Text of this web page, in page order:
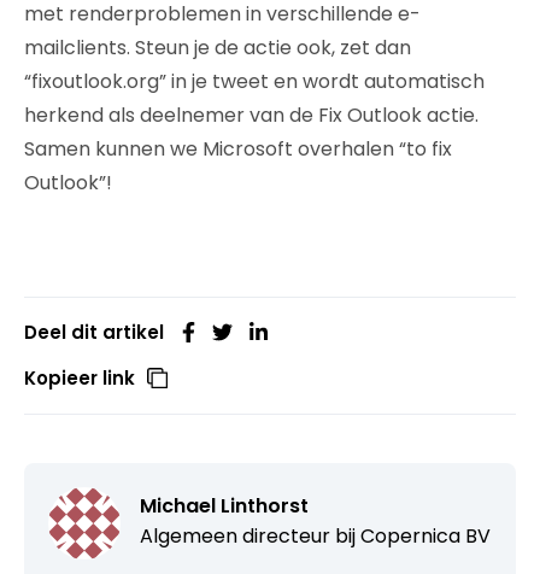
met renderproblemen in verschillende e-
mailclients. Steun je de actie ook, zet dan
“fixoutlook.org” in je tweet en wordt automatisch
herkend als deelnemer van de Fix Outlook actie.
Samen kunnen we Microsoft overhalen “to fix
Outlook”!
Deel dit artikel
Kopieer link
Michael Linthorst
Algemeen directeur bijCopernica BV